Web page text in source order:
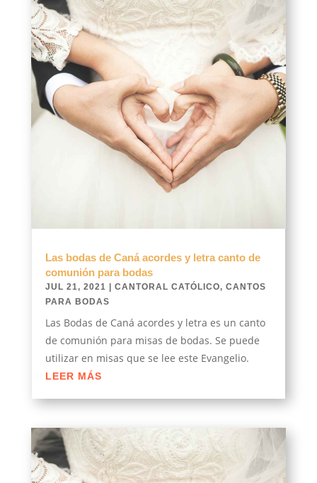
Las bodas de Caná acordes y letra canto de
comunión para bodas
JUL 21, 2021 CANTORAL CATÓLICO, CANTOS
PARA BODAS
Las Bodas de Caná acordes y letra es un canto
de comunión para misas de bodas. Se puede
utilizar en misas que se lee este Evangelio.
LEER MÁS